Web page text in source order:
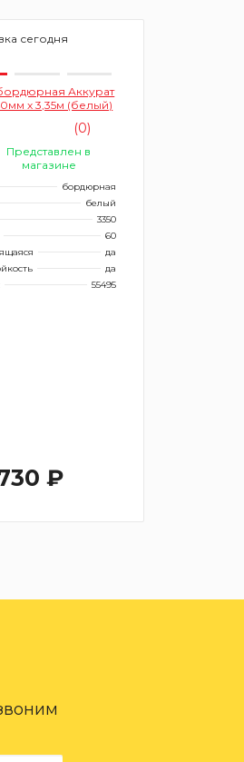
сегодня
Аккурат
х 3,35м (белый)
(0)
Представлен в
магазине
бордюрная
белый
3350
60
да
да
55495
₽